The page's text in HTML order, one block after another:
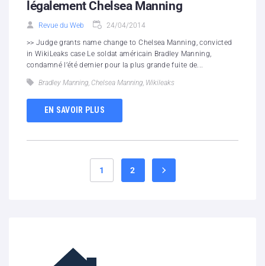
légalement Chelsea Manning
Revue du Web 24/04/2014
>> Judge grants name change to Chelsea Manning, convicted
in WikiLeaks case Le soldat américain Bradley Manning,
condamné l’été dernier pour la plus grande fuite de...
Bradley Manning Chelsea Manning Wikileaks
EN SAVOIR PLUS
1 2